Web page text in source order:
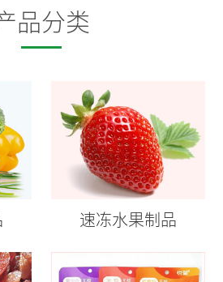
品分类
速冻水果制品